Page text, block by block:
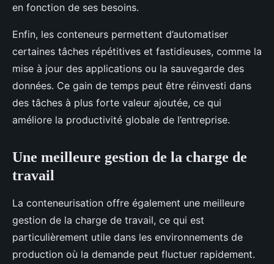
en fonction de ses besoins.
Enfin, les conteneurs permettent d’automatiser
certaines tâches répétitives et fastidieuses, comme la
mise à jour des applications ou la sauvegarde des
données. Ce gain de temps peut être réinvesti dans
des tâches à plus forte valeur ajoutée, ce qui
améliore la productivité globale de l’entreprise.
Une meilleure gestion de la charge de
travail
La conteneurisation offre également une meilleure
gestion de la charge de travail, ce qui est
particulièrement utile dans les environnements de
production où la demande peut fluctuer rapidement.